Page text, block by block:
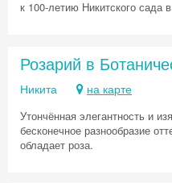
к 100-летию Никитского сада
Розарий в
Никита на карте
Утончённая элегантность и
бесконечное разнообразие
обладает роза.